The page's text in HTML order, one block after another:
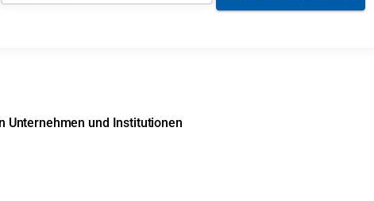
Unternehmen und Institutionen